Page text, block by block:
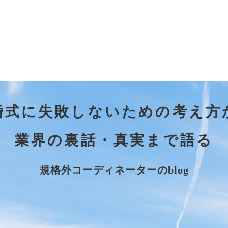
式に失敗しないための考え方
業界の裏話・真実まで語る
規格外コーディネーターのblog